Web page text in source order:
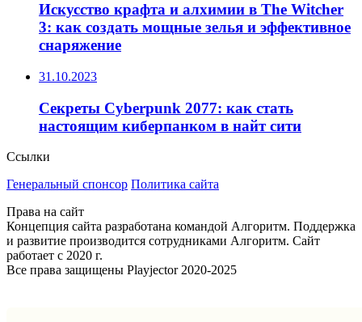
Искусство крафта и алхимии в The Witcher
3: как создать мощные зелья и эффективное
снаряжение
31.10.2023
Секреты Cyberpunk 2077: как стать
настоящим киберпанком в найт сити
Ссылки
Генеральный спонсор Политика сайта
Права на сайт
Концепция сайта разработана командой Алгоритм. Поддержка
и развитие производится сотрудниками Алгоритм. Сайт
работает с 2020 г.
Все права защищены Playjector 2020-2025